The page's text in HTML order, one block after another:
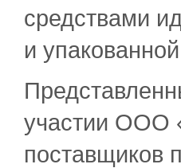
средствами
и
участии ООО
поставщиков